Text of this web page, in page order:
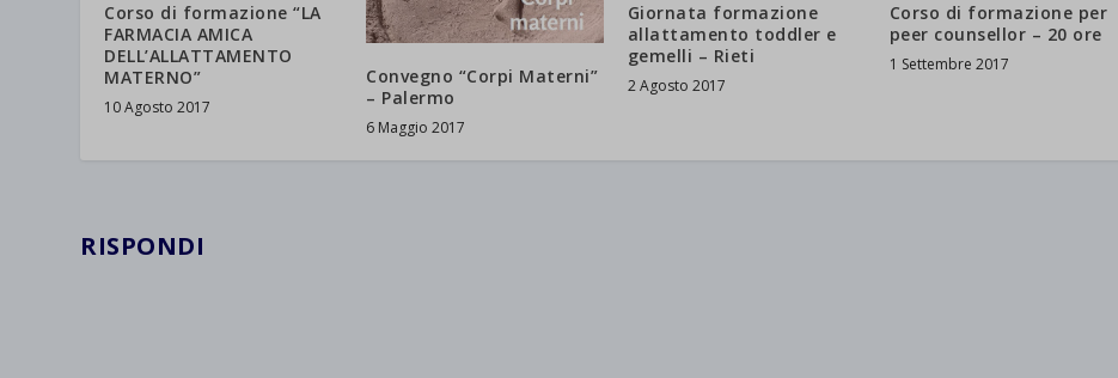
Corso di formazione “LA
FARMACIA AMICA
DELL’ALLATTAMENTO
MATERNO”
10 Agosto 2017
Convegno “Corpi Materni”
– Palermo
6 Maggio 2017
Giornata formazione
allattamento toddler e
gemelli – Rieti
2 Agosto 2017
Corso di formazione per
peer counsellor – 20 ore
1 Settembre 2017
RISPONDI